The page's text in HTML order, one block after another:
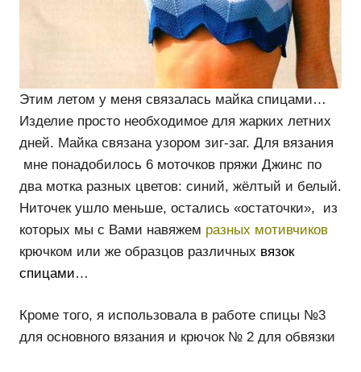
Этим летом у меня связалась майка спицами…
Изделие просто необходимое для жарких летних
дней. Майка связана узором зиг-заг. Для вязания
мне понадобилось 6 моточков пряжи Джинс по
два мотка разных цветов: синий, жёлтый и белый.
Ниточек ушло меньше, остались «остаточки», из
которых мы с Вами навяжем разных мотивчиков
крючком или же образцов различных вязок
спицами…
Кроме того, я использовала в работе спицы №3
для основного вязания и крючок № 2 для обвязки